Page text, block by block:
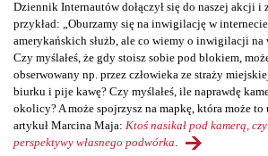
Dziennik Internautów dołączył się do naszej akcji i
przykład: „Oburzamy się na inwigilację w
amerykańskich służb, ale co wiemy o inwigilacji na
Czy myślałeś, że gdy stoisz sobie pod blokiem,
obserwowany np. przez człowieka ze straży
biurku i pije kawę? Czy myślałeś, ile naprawdę
okolicy? A może spojrzysz na mapkę, która może to
artykuł Marcina Maja: Ktoś nasikał pod kamerą,
perspektywy własnego podwórka